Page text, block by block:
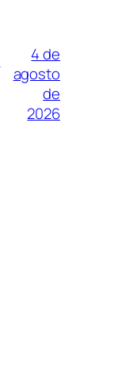
4 de
agosto
de
2026